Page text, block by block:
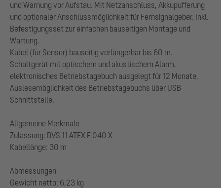
und Warnung vor Aufstau. Mit Netzanschluss, Akkupufferung
und optionaler Anschlussmöglichkeit für Fernsignalgeber. Inkl.
Befestigungsset zur einfachen bauseitigen Montage und
Wartung.
Kabel (für Sensor) bauseitig verlängerbar bis 60 m.
Schaltgerät mit optischem und akustischem Alarm,
elektronisches Betriebstagebuch ausgelegt für 12 Monate,
Auslesemöglichkeit des Betriebstagebuchs über USB-
Schnittstelle.
Allgemeine Merkmale
Zulassung: BVS 11 ATEX E 040 X
Kabellänge: 30 m
Abmessungen
Gewicht netto: 6,23 kg